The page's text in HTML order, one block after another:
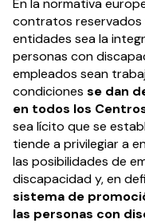
En la normativa
contratos reservados
entidades sea la
personas con
empleados sean
condiciones se dan
en todos los
sea lícito que se
tiende a privilegiar a
las posibilidades de
discapacidad y, en
sistema de
las personas con